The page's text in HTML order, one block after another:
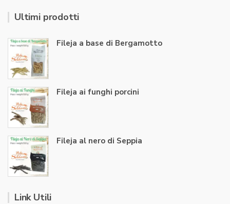
Ultimi prodotti
Fileja a base di Bergamotto
Fileja ai funghi porcini
Fileja al nero di Seppia
Link Utili